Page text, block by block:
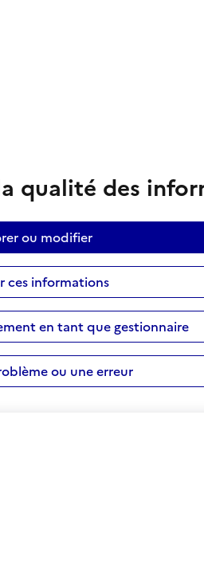
qualité des
ou modifier
ces informations
en tant que gestionnaire
ou une erreur